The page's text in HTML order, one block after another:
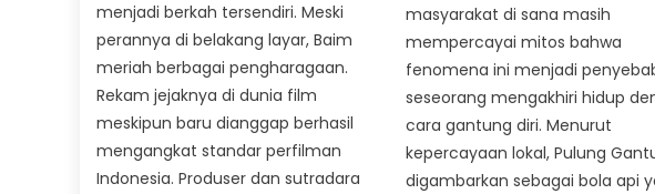
menjadi berkah tersendiri. Meski
perannya di belakang layar, Baim
meriah berbagai pengharagaan.
Rekam jejaknya di dunia film
meskipun baru dianggap berhasil
mengangkat standar perfilman
Indonesia. Produser dan sutradara
masyarakat di sana masih
mempercayai mitos bahwa
fenomena ini menjadi
seseorang mengakhiri hidup
cara gantung diri. Menurut
kepercayaan lokal, Pulung
digambarkan sebagai bola api